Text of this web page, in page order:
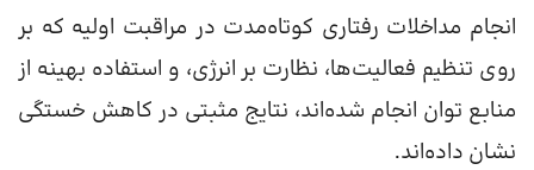
انجام مداخلات رفتاری کوتاه‌مدت در مراقبت اولیه که بر
روی تنظیم فعالیت‌ها، نظارت بر انرژی، و استفاده بهینه از
منابع توان انجام شده‌اند، نتایج مثبتی در کاهش خستگی
نشان داده‌اند.